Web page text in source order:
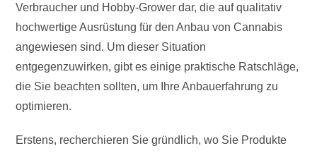
Verbraucher und Hobby-Grower dar, die auf qualitativ
hochwertige Ausrüstung für den Anbau von Cannabis
angewiesen sind. Um dieser Situation
entgegenzuwirken, gibt es einige praktische Ratschläge,
die Sie beachten sollten, um Ihre Anbauerfahrung zu
optimieren.
Erstens, recherchieren Sie gründlich, wo Sie Produkte